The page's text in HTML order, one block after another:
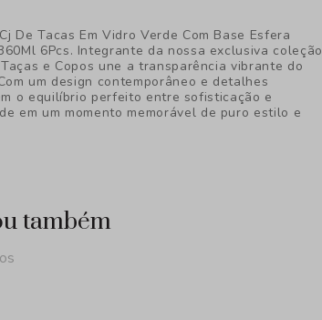
De Tacas Em Vidro Verde Com Base Esfera
6Pcs. Integrante da nossa exclusiva coleção
e Copos une a transparência vibrante do
um design contemporâneo e detalhes
o equilíbrio perfeito entre sofisticação e
em um momento memorável de puro estilo e
também